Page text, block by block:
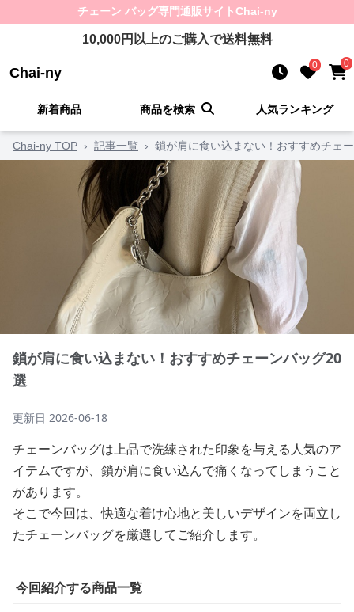
チェーン バッグ専門通販サイトChai-ny
10,000円以上のご購入で送料無料
Chai-ny 0 0
新着商品 商品を検索 人気ランキング
Chai-ny TOP › 記事一覧 › 鎖が肩に食い込まない！おすすめチェ
鎖が肩に食い込まない！おすすめチェーンバッグ20
選
更新日 2026-06-18
チェーンバッグは上品で洗練された印象を与える人気のア
イテムですが、鎖が肩に食い込んで痛くなってしまうこと
があります。
そこで今回は、快適な着け心地と美しいデザインを両立し
たチェーンバッグを厳選してご紹介します。
今回紹介する商品一覧